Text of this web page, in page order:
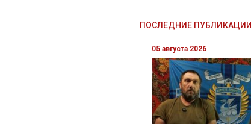
ПОСЛЕДНИЕ
05 августа 2026